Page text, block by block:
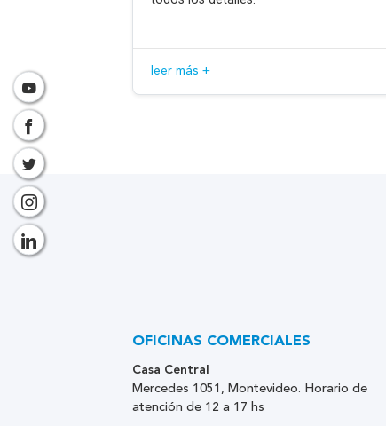
leer más +
OFICINAS COMERCIALES
Casa Central
Mercedes 1051, Montevideo. Horario de
atención de 12 a 17 hs